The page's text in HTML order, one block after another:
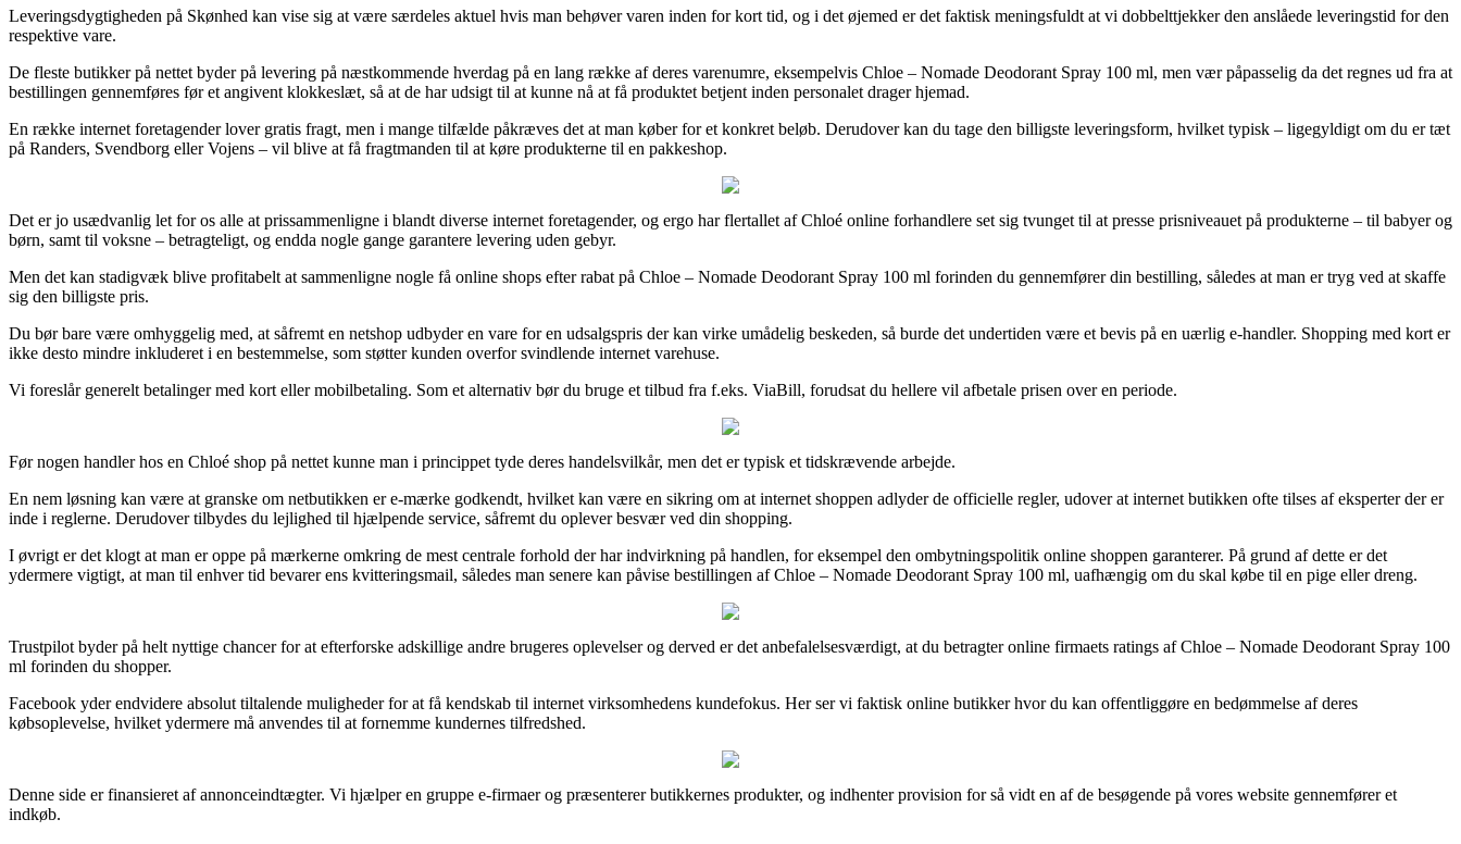
Leveringsdygtigheden på Skønhed kan vise sig at være særdeles aktuel hvis man behøver varen inden for kort tid, og i det øjemed er det faktisk meningsfuldt at vi dobbelttjekker den anslåede leveringstid for den
respektive vare.
De fleste butikker på nettet byder på levering på næstkommende hverdag på en lang række af deres varenumre, eksempelvis Chloe – Nomade Deodorant Spray 100 ml, men vær påpasselig da det regnes ud fra at
bestillingen gennemføres før et angivent klokkeslæt, så at de har udsigt til at kunne nå at få produktet betjent inden personalet drager hjemad.
En række internet foretagender lover gratis fragt, men i mange tilfælde påkræves det at man køber for et konkret beløb. Derudover kan du tage den billigste leveringsform, hvilket typisk – ligegyldigt om du er tæt
på Randers, Svendborg eller Vojens – vil blive at få fragtmanden til at køre produkterne til en pakkeshop.
Det er jo usædvanlig let for os alle at prissammenligne i blandt diverse internet foretagender, og ergo har flertallet af Chloé online forhandlere set sig tvunget til at presse prisniveauet på produkterne – til babyer og
børn, samt til voksne – betragteligt, og endda nogle gange garantere levering uden gebyr.
Men det kan stadigvæk blive profitabelt at sammenligne nogle få online shops efter rabat på Chloe – Nomade Deodorant Spray 100 ml forinden du gennemfører din bestilling, således at man er tryg ved at skaffe
sig den billigste pris.
Du bør bare være omhyggelig med, at såfremt en netshop udbyder en vare for en udsalgspris der kan virke umådelig beskeden, så burde det undertiden være et bevis på en uærlig e-handler. Shopping med kort er
ikke desto mindre inkluderet i en bestemmelse, som støtter kunden overfor svindlende internet varehuse.
Vi foreslår generelt betalinger med kort eller mobilbetaling. Som et alternativ bør du bruge et tilbud fra f.eks. ViaBill, forudsat du hellere vil afbetale prisen over en periode.
Før nogen handler hos en Chloé shop på nettet kunne man i princippet tyde deres handelsvilkår, men det er typisk et tidskrævende arbejde.
En nem løsning kan være at granske om netbutikken er e-mærke godkendt, hvilket kan være en sikring om at internet shoppen adlyder de officielle regler, udover at internet butikken ofte tilses af eksperter der er
inde i reglerne. Derudover tilbydes du lejlighed til hjælpende service, såfremt du oplever besvær ved din shopping.
I øvrigt er det klogt at man er oppe på mærkerne omkring de mest centrale forhold der har indvirkning på handlen, for eksempel den ombytningspolitik online shoppen garanterer. På grund af dette er det
ydermere vigtigt, at man til enhver tid bevarer ens kvitteringsmail, således man senere kan påvise bestillingen af Chloe – Nomade Deodorant Spray 100 ml, uafhængig om du skal købe til en pige eller dreng.
Trustpilot byder på helt nyttige chancer for at efterforske adskillige andre brugeres oplevelser og derved er det anbefalelsesværdigt, at du betragter online firmaets ratings af Chloe – Nomade Deodorant Spray 100
ml forinden du shopper.
Facebook yder endvidere absolut tiltalende muligheder for at få kendskab til internet virksomhedens kundefokus. Her ser vi faktisk online butikker hvor du kan offentliggøre en bedømmelse af deres
købsoplevelse, hvilket ydermere må anvendes til at fornemme kundernes tilfredshed.
Denne side er finansieret af annonceindtægter. Vi hjælper en gruppe e-firmaer og præsenterer butikkernes produkter, og indhenter provision for så vidt en af de besøgende på vores website gennemfører et
indkøb.